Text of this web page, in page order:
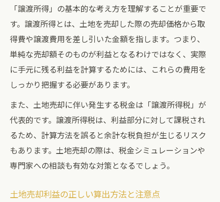
土地売却利益と譲渡所得税の関係を整理
譲渡所得税率と所有期間の違いを徹底解説
土地売却時の譲渡所得計算と申告の重要性
土地売却利益で気を付けたい税金の種類
節税対策を考えるなら土地売却の特例活用が重
土地売却利益を減らせる特例の基礎知識
居住用財産の特例で土地売却利益を節税
特別控除を活用した土地売却利益の節税方
法
土地売却利益への影響が大きい控除制度と
「譲渡所得」の基本的な考え方を理解することが重要で
す。譲渡所得とは、土地を売却した際の売却価格から取
得費や譲渡費用を差し引いた金額を指します。つまり、
単純な売却額そのものが利益となるわけではなく、実際
に手元に残る利益を計算するためには、これらの費用を
しっかり把握する必要があります。
また、土地売却に伴い発生する税金は「譲渡所得税」が
代表的です。譲渡所得税は、利益部分に対して課税され
るため、計算方法を誤ると余計な税負担が生じるリスク
もあります。土地売却の際は、税金シミュレーションや
専門家への相談も有効な対策となるでしょう。
土地売却利益の正しい算出方法と注意点